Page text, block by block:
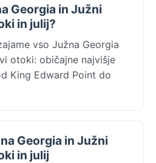
Georgia in Južni
in julij?
vso Južna Georgia
otoki: običajne najvišje
King Edward Point do
Georgia in Južni
in julij